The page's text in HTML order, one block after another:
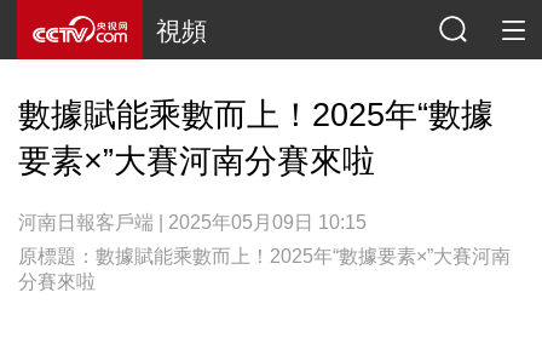
視頻
數據賦能乘數而上！2025年“數據
要素×”大賽河南分賽來啦
河南日報客戶端 | 2025年05月09日 10:15
原標題：數據賦能乘數而上！2025年“數據要素×”大賽河南
分賽來啦